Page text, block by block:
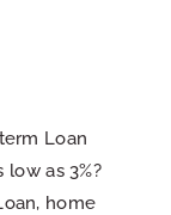
Loan
as 3%?
home